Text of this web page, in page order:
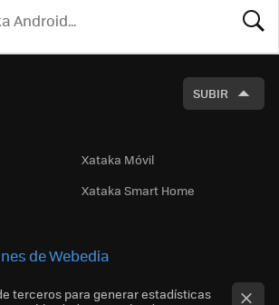
SUBIR
Xataka Móvil
Xataka Smart Home
de Webedia
terceros para generar estadísticas